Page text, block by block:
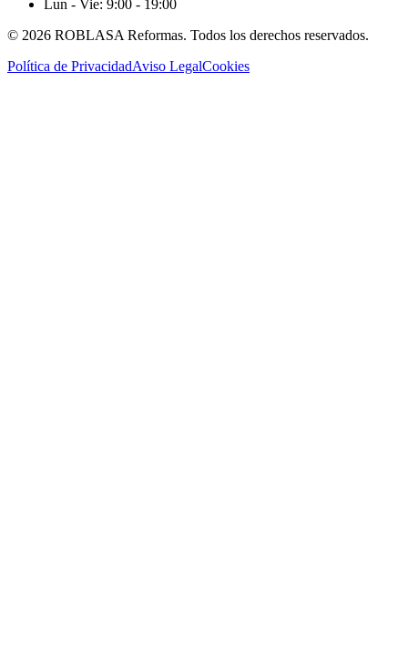
Lun - Vie: 9:00 - 19:00
© 2026 ROBLASA Reformas. Todos los derechos reservados.
Política de PrivacidadAviso LegalCookies